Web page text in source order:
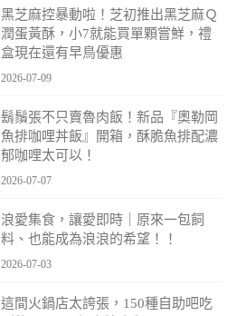
黑芝麻控暴動啦！芝初推出黑芝麻Ｑ
潤蛋黃酥，小7就能買單顆嘗鮮，禮
盒現在還有早鳥優惠
2026-07-09
鬍鬚張不只賣魯肉飯！新品『奧勒岡
魚排咖哩丼飯』開箱，酥脆魚排配濃
郁咖哩太可以！
2026-07-07
浪愛集食，讓愛即時｜原來一包飼
料、也能成為浪浪的希望！！
2026-07-03
這間火鍋店太誇張，150種自助吧吃